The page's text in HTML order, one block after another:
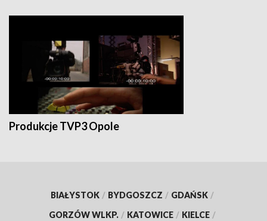
Produkcje TVP3 Opole
BIAŁYSTOK / BYDGOSZCZ / GDAŃSK /
GORZÓW WLKP. / KATOWICE / KIELCE /